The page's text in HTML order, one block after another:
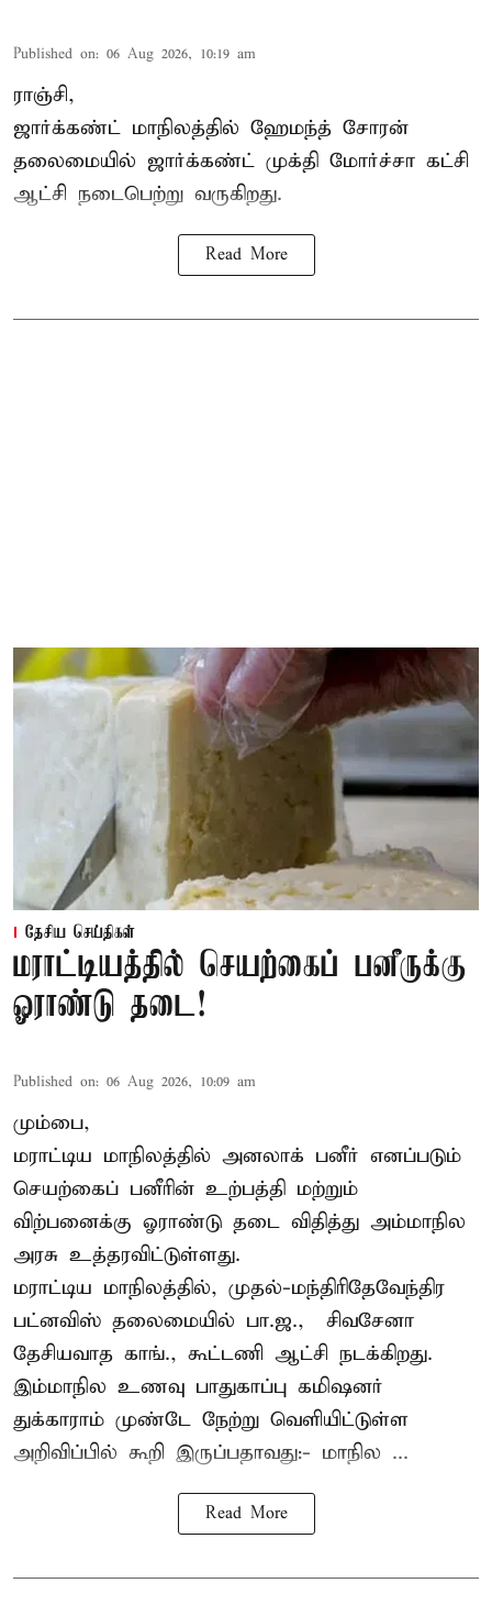
Published on: 06 Aug 2026, 10:19 am
ராஞ்சி,
ஜார்க்கண்ட் மாநிலத்தில் ஹேமந்த் சோரன்
தலைமையில் ஜார்க்கண்ட் முக்தி மோர்ச்சா கட்சி
ஆட்சி நடைபெற்று வருகிறது.
Read More
தேசிய செய்திகள்
மராட்டியத்தில் செயற்கைப் பனீருக்கு
ஓராண்டு தடை!
Published on: 06 Aug 2026, 10:09 am
மும்பை,
மராட்டிய மாநிலத்தில் அனலாக் பனீர் எனப்படும்
செயற்கைப் பனீரின் உற்பத்தி மற்றும்
விற்பனைக்கு ஓராண்டு தடை விதித்து அம்மாநில
அரசு உத்தரவிட்டுள்ளது.
மராட்டிய மாநிலத்தில், முதல்-மந்திரிதேவேந்திர
பட்னவிஸ் தலைமையில் பா.ஜ., – சிவசேனா –
தேசியவாத காங்., கூட்டணி ஆட்சி நடக்கிறது.
இம்மாநில உணவு பாதுகாப்பு கமிஷனர்
துக்காராம் முண்டே நேற்று வெளியிட்டுள்ள
அறிவிப்பில் கூறி இருப்பதாவது:- மாநில ...
Read More